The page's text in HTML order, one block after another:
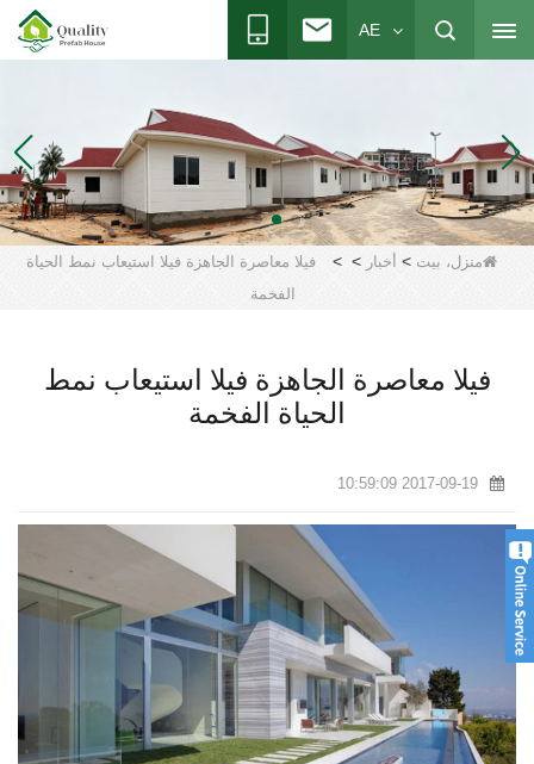
AE
منزل، بيت > أخبار >
>
فيلا معاصرة الجاهزة فيلا استيعاب نمط الحياة
الفخمة
فيلا معاصرة الجاهزة فيلا استيعاب نمط
الحياة الفخمة
2017-09-19 10:59:09